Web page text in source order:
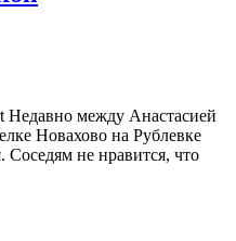
Недавно между Анастасией
Новахово на Рублевке
Соседям не нравится, что